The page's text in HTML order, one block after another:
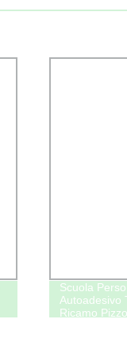
Scuola
Autoadesivo
Ricamo